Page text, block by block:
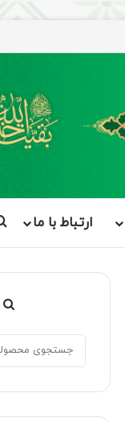
ارتباط با ما
جستجو
برای: